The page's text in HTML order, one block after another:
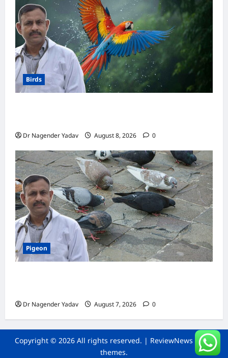
Birds
Dr Nagender Yadav August 8, 2026 0
Pigeon
Dr Nagender Yadav August 7, 2026 0
Copyright © 2026 All rights reserved. | ReviewNews by AF
themes.